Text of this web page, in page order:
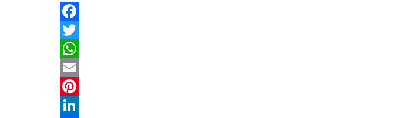
Facebook
Twitter
WhatsApp
Email
Pinterest